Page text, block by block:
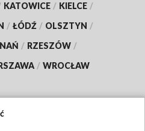
KATOWICE / KIELCE /
/ ŁÓDŹ / OLSZTYN /
/ RZESZÓW /
/ WROCŁAW